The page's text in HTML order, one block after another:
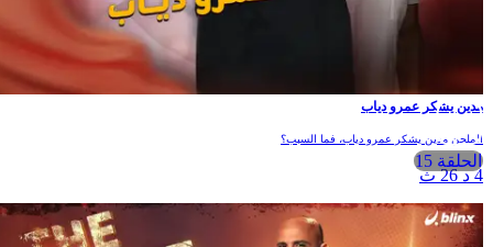
الحلقة 15
مدين يشكر عمرو دياب
الملحن مدين يشكر عمرو دياب، فما السبب؟